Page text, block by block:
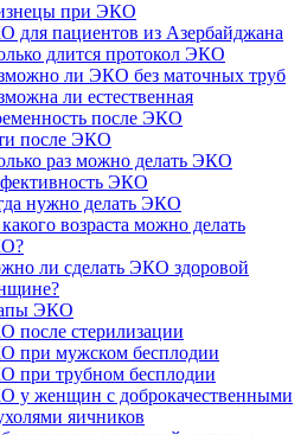
при ЭКО
для пациентов из Азербайджана
длится протокол ЭКО
ли ЭКО без маточных труб
ли естественная
после ЭКО
после ЭКО
раз можно делать ЭКО
ЭКО
нужно делать ЭКО
возраста можно делать
ли сделать ЭКО здоровой
ЭКО
после стерилизации
при мужском бесплодии
при трубном бесплодии
у женщин с доброкачественными
яичников